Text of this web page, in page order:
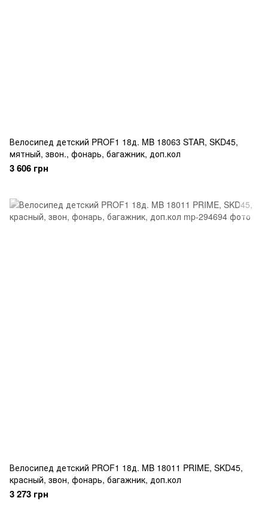
Велосипед детский PROF1 18д. MB 18063 STAR, SKD45,
мятный, звон., фонарь, багажник, доп.кол
3 606 грн
Велосипед детский PROF1 18д. MB 18011 PRIME, SKD45,
красный, звон, фонарь, багажник, доп.кол
3 273 грн